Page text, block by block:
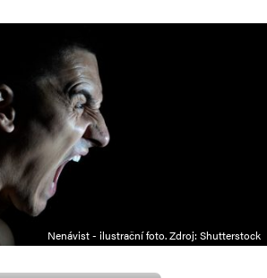
Nenávist - ilustrační foto. Zdroj: Shutterstock